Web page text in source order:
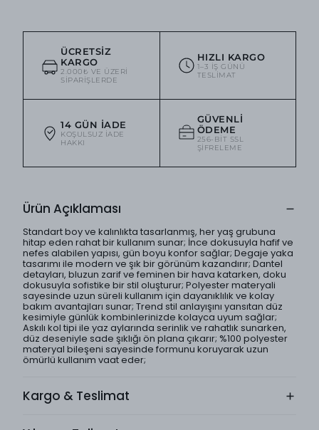
ÜCRETSIZ
KARGO
2.000₺ VE ÜZERI
SIPARIŞLERDE
HIZLI KARGO
1–3 IŞ GÜNÜ
TESLIMAT
14 GÜN İADE
KOŞULSUZ IADE
HAKKI
GÜVENLI
ÖDEME
256-BIT SSL
ŞIFRELEME
Ürün Açıklaması
Standart boy ve kalınlıkta tasarlanmış, her yaş grubuna
hitap eden rahat bir kullanım sunar; İnce dokusuyla hafif ve
nefes alabilen yapısı, gün boyu konfor sağlar; Degaje yaka
tasarımı ile modern ve şık bir görünüm kazandırır; Dantel
detayları, bluzun zarif ve feminen bir hava katarken, doku
dokusuyla sofistike bir stil oluşturur; Polyester materyali
sayesinde uzun süreli kullanım için dayanıklılık ve kolay
bakım avantajları sunar; Trend stil anlayışını yansıtan düz
kesimiyle günlük kombinlerinizde kolayca uyum sağlar;
Askılı kol tipi ile yaz aylarında serinlik ve rahatlık sunarken,
düz deseniyle sade şıklığı ön plana çıkarır; %100 polyester
materyal bileşeni sayesinde formunu koruyarak uzun
ömürlü kullanım vaat eder;
Kargo & Teslimat